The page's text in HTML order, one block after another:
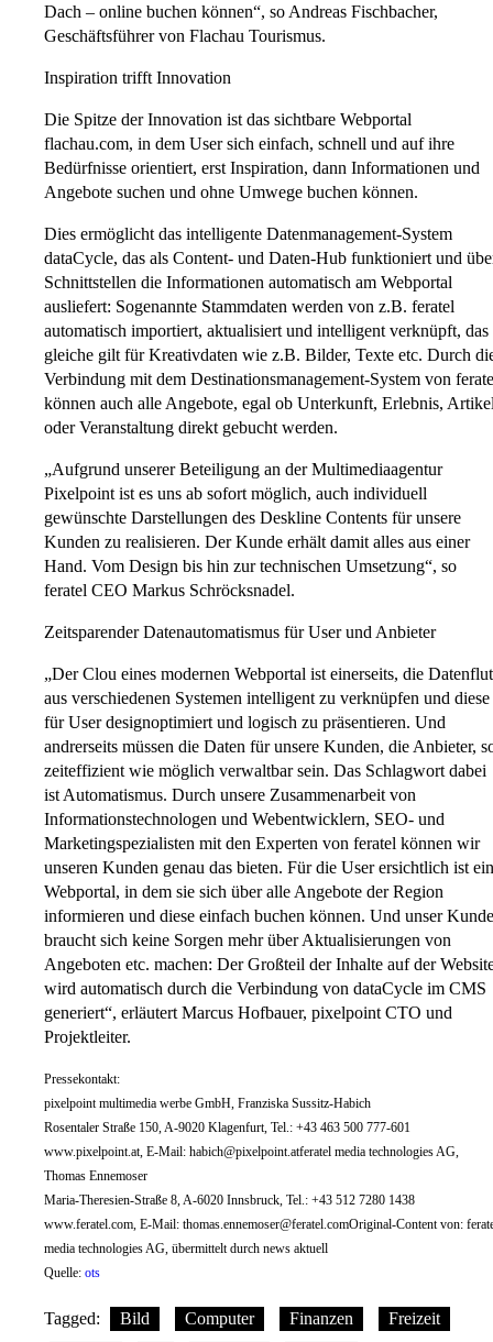
Dach – online buchen können“, so Andreas Fischbacher,
Geschäftsführer von Flachau Tourismus.
Inspiration trifft Innovation
Die Spitze der Innovation ist das sichtbare Webportal
flachau.com, in dem User sich einfach, schnell und auf ihre
Bedürfnisse orientiert, erst Inspiration, dann Informationen und
Angebote suchen und ohne Umwege buchen können.
Dies ermöglicht das intelligente Datenmanagement-System
dataCycle, das als Content- und Daten-Hub funktioniert und
Schnittstellen die Informationen automatisch am Webportal
ausliefert: Sogenannte Stammdaten werden von z.B. feratel
automatisch importiert, aktualisiert und intelligent verknüpft, das
gleiche gilt für Kreativdaten wie z.B. Bilder, Texte etc. Durch
Verbindung mit dem Destinationsmanagement-System von
können auch alle Angebote, egal ob Unterkunft, Erlebnis,
oder Veranstaltung direkt gebucht werden.
„Aufgrund unserer Beteiligung an der Multimediaagentur
Pixelpoint ist es uns ab sofort möglich, auch individuell
gewünschte Darstellungen des Deskline Contents für unsere
Kunden zu realisieren. Der Kunde erhält damit alles aus einer
Hand. Vom Design bis hin zur technischen Umsetzung“, so
feratel CEO Markus Schröcksnadel.
Zeitsparender Datenautomatismus für User und Anbieter
„Der Clou eines modernen Webportal ist einerseits, die Datenflut
aus verschiedenen Systemen intelligent zu verknüpfen und diese
für User designoptimiert und logisch zu präsentieren. Und
andrerseits müssen die Daten für unsere Kunden, die Anbieter,
zeiteffizient wie möglich verwaltbar sein. Das Schlagwort dabei
ist Automatismus. Durch unsere Zusammenarbeit von
Informationstechnologen und Webentwicklern, SEO- und
Marketingspezialisten mit den Experten von feratel können wir
unseren Kunden genau das bieten. Für die User ersichtlich ist ein
Webportal, in dem sie sich über alle Angebote der Region
informieren und diese einfach buchen können. Und unser Kunde
braucht sich keine Sorgen mehr über Aktualisierungen von
Angeboten etc. machen: Der Großteil der Inhalte auf der
wird automatisch durch die Verbindung von dataCycle im CMS
generiert“, erläutert Marcus Hofbauer, pixelpoint CTO und
Projektleiter.
Pressekontakt:
pixelpoint multimedia werbe GmbH, Franziska Sussitz-Habich
Rosentaler Straße 150, A-9020 Klagenfurt, Tel.: +43 463 500 777-601
www.pixelpoint.at, E-Mail: habich@pixelpoint.atferatel media technologies AG,
Thomas Ennemoser
Maria-Theresien-Straße 8, A-6020 Innsbruck, Tel.: +43 512 7280 1438
www.feratel.com, E-Mail: thomas.ennemoser@feratel.comOriginal-Contentvon:
media technologies AG, übermittelt durch news aktuell
Quelle: ots
Tagged: Bild Computer Finanzen
Freizeit